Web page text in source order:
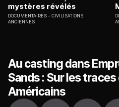
mystères révélés
DOCUMENTAIRES
CIVILISATIONS
ANCIENNES
Au casting dans
Sands : Sur les
Américains